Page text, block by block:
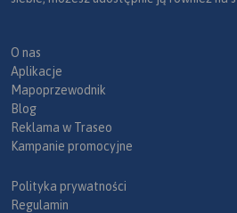
O nas
Aplikacje
Mapoprzewodnik
Blog
Reklama w Traseo
Kampanie promocyjne
Polityka prywatności
Regulamin